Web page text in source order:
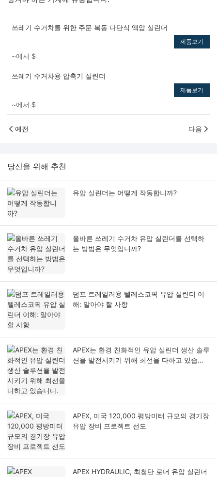
쓰레기 수거차를 위한 주문 복동 다단식 액압 실린더
~에서 $
제품보기
쓰레기 수거차용 압축기 실린더
~에서 $
제품보기
예전 다음
당신을 위해 추천
유압 실린더는 어떻게 작동합니까?
올바른 쓰레기 수거차 유압 실린더를 선택하
는 방법은 무엇입니까?
덤프 트레일러용 텔레스코픽 유압 실린더 이
해: 알아야 할 사항
APEX는 환경 친화적인 유압 실린더 생산 솔루
션을 발전시키기 위해 최선을 다하고 있습니
APEX, 미국 120,000 평방미터 규모의 경기장
유압 장비 프로젝트 선도
APEX HYDRAULIC, 최첨단 로더 유압 실린더